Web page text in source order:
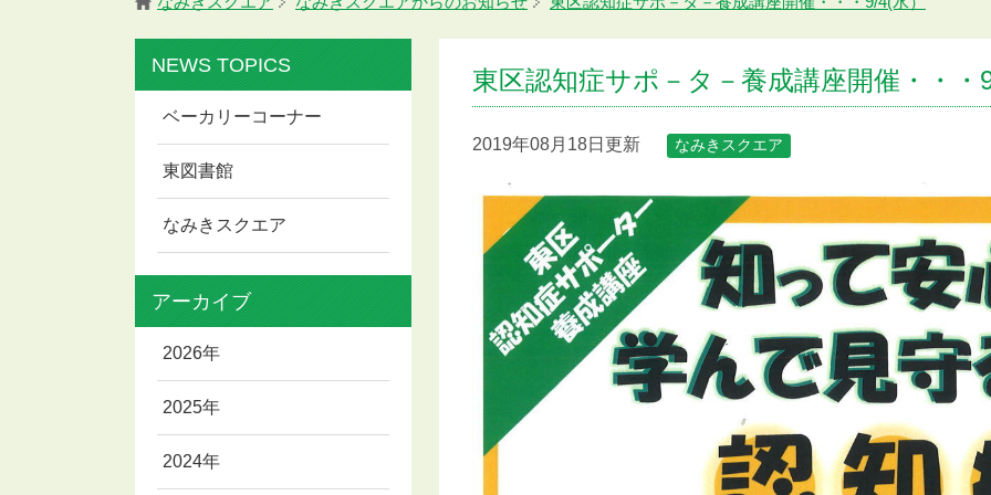
東区認知症サポ－タ－養成講座開催・・・
2019年08月18日更新 なみきスクエア
NEWS TOPICS
ベーカリーコーナー
東図書館
なみきスクエア
アーカイブ
2026年
2025年
2024年